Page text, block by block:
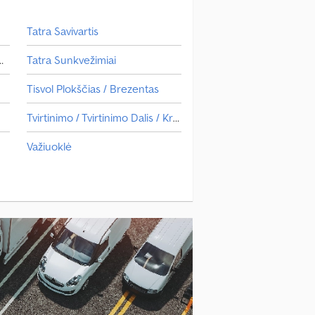
Priemonė
Tatra Savivartis
Tatra Sunkvežimiai
Tisvol Plokščias / Brezentas
Tvirtinimo / Tvirtinimo Dalis / Kranas
Važiuoklė
Vlemmix Važiuoklė